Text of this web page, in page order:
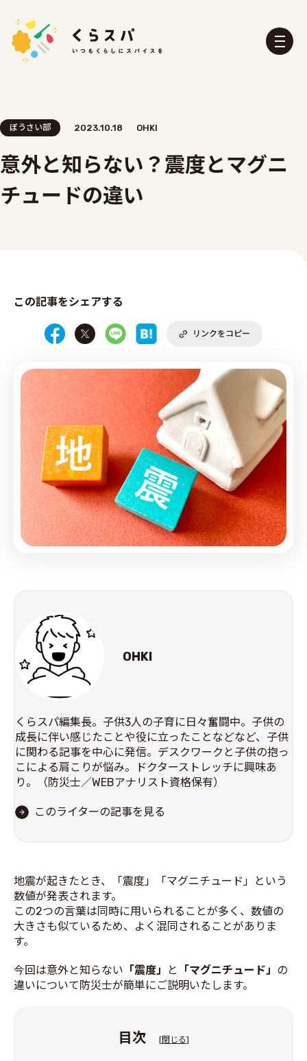
おふろ部
PRODUCE by ︎BG SERVICE
ぼうさい部 2023.10.18 OHKI
意外と知らない？震度とマグニ
チュードの違い
この記事をシェアする
リンクをコピー
OHKI
くらスパ編集長。子供3人の子育に日々奮闘中。子供の
成長に伴い感じたことや役に立ったことなどなど、子供
に関わる記事を中心に発信。デスクワークと子供の抱っ
こによる肩こりが悩み。ドクターストレッチに興味あ
り。（防災士／WEBアナリスト資格保有）
このライターの記事を見る
地震が起きたとき、「震度」「マグニチュード」という
数値が発表されます。
この2つの言葉は同時に用いられることが多く、数値の
大きさも似ているため、よく混同されることがありま
す。
今回は意外と知らない 「震度」 と 「マグニチュード」 の
違いについて防災士が簡単にご説明いたします。
目次 [閉じる]